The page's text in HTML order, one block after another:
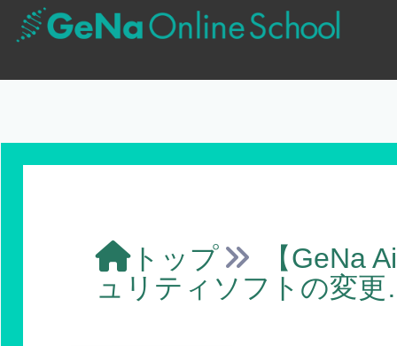
トップ
【GeNa
ュリティソフトの変